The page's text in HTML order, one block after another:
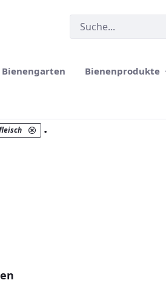
Bienengarten Bienenprodukte
.